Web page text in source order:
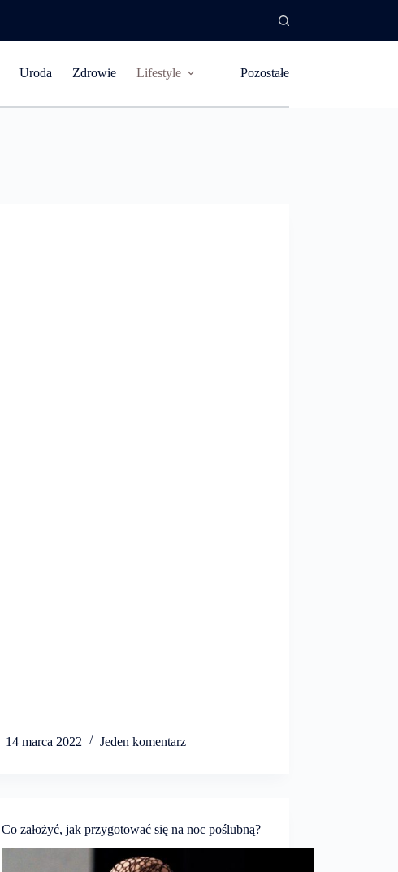
Uroda Zdrowie Lifestyle Pozostałe
14 marca 2022 Jeden komentarz
Co założyć, jak przygotować się na noc poślubną?